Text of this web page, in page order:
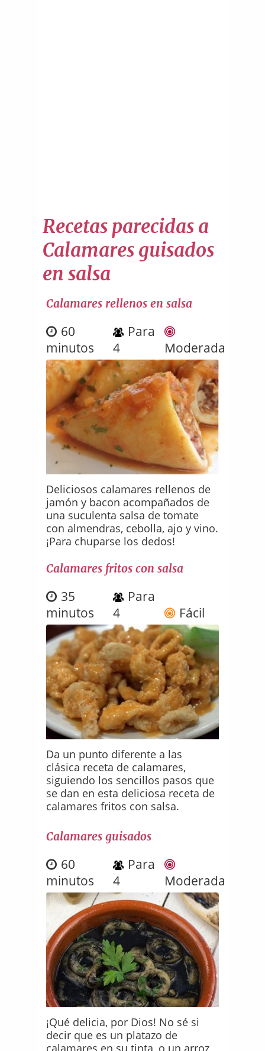
Recetas parecidas a
Calamares guisados
en salsa
Calamares rellenos en salsa
60
minutos
Para
4
Moderada
Deliciosos calamares rellenos de
jamón y bacon acompañados de
una suculenta salsa de tomate
con almendras, cebolla, ajo y vino.
¡Para chuparse los dedos!
Calamares fritos con salsa
35
minutos
Para
4
Fácil
Da un punto diferente a las
clásica receta de calamares,
siguiendo los sencillos pasos que
se dan en esta deliciosa receta de
calamares fritos con salsa.
Calamares guisados
60
minutos
Para
4
Moderada
¡Qué delicia, por Dios! No sé si
decir que es un platazo de
calamares en su tinta, o un arroz